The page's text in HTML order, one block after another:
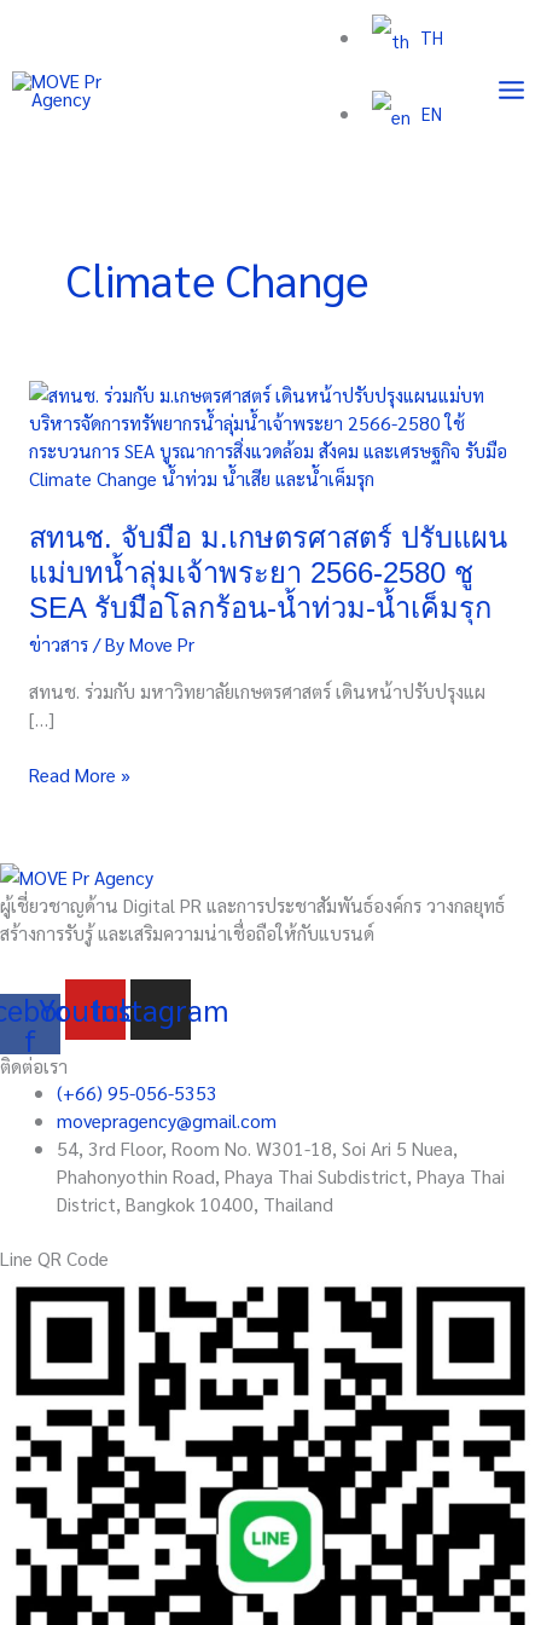
content
TH
EN
Climate Change
สทนช. จับมือ ม.เกษตรศาสตร์ ปรับแผน
แม่บทน้ำลุ่มเจ้าพระยา 2566-2580 ชู
SEA รับมือโลกร้อน-น้ำท่วม-น้ำเค็มรุก
ข่าวสาร/ ByMove Pr
สทนช. ร่วมกับ มหาวิทยาลัยเกษตรศาสตร์ เดินหน้าปรับปรุงแผ
[…]
สทนช.
จับ
มือ
ม.เกษตรศาสตร์
แผน
แม่บท
น้ำ
ลุ่ม
เจ้าพระยา
2580
ชู
รับมือ
น้ำ
ท่วม-
Read More »
ผู้เชี่ยวชาญด้าน Digital PR และการประชาสัมพันธ์องค์กร วางกลยุทธ์
สร้างการรับรู้ และเสริมความน่าเชื่อถือให้กับแบรนด์
f
Youtube
Instagram
ติดต่อเรา
(+66) 95-056-5353
movepragency@gmail.com
54, 3rd Floor, Room No. W301-18, Soi Ari 5 Nuea,
Phahonyothin Road, Phaya Thai Subdistrict, Phaya Thai
District, Bangkok 10400, Thailand
Line QR Code